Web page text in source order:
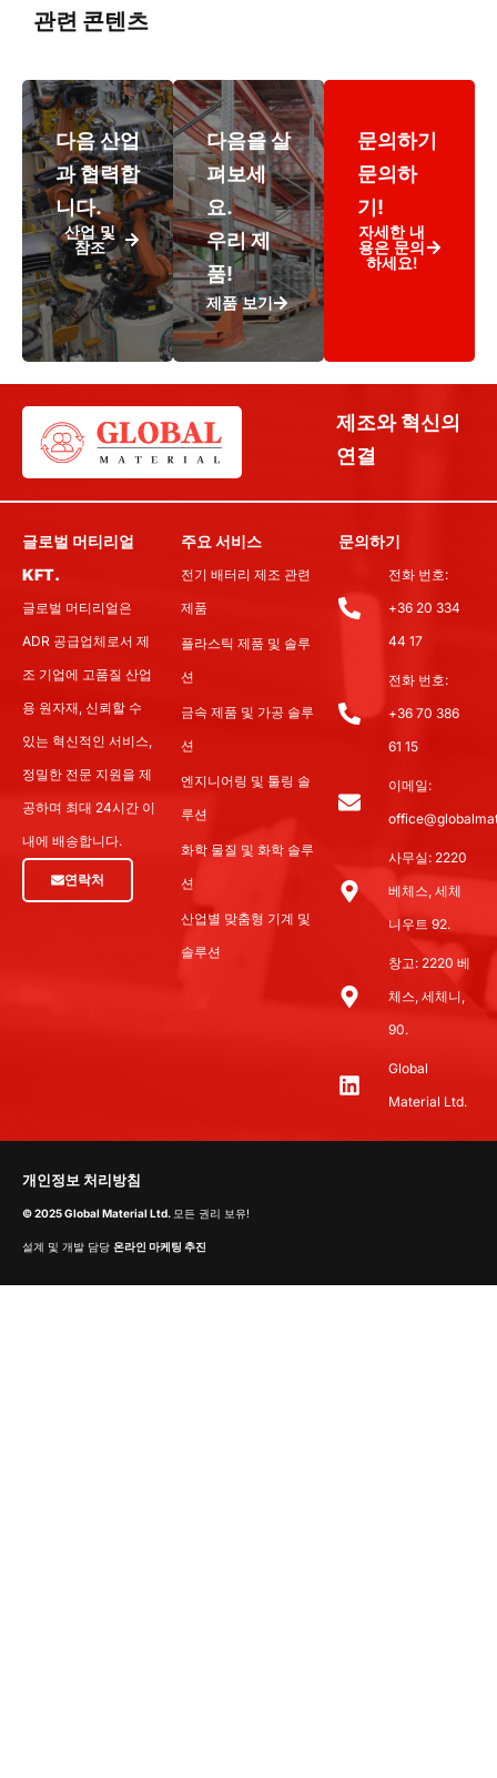
관련 콘텐츠
다음 산업
과 협력합
니다.
산업 및
참조
다음을 살
펴보세
요.
우리 제
품!
제품 보기
문의하기
문의하
기!
자세한 내
용은 문의
하세요!
제조와 혁신의
연결
글로벌 머티리얼
KFT.
글로벌 머티리얼은
ADR 공급업체로서 제
조 기업에 고품질 산업
용 원자재, 신뢰할 수
있는 혁신적인 서비스,
정밀한 전문 지원을 제
공하며 최대 24시간 이
내에 배송합니다.
연락처
주요 서비스
전기 배터리 제조 관련
제품
플라스틱 제품 및 솔루
션
금속 제품 및 가공 솔루
션
엔지니어링 및 툴링 솔
루션
화학 물질 및 화학 솔루
션
산업별 맞춤형 기계 및
솔루션
문의하기
전화 번호:
+36 20 334
44 17
전화 번호:
+36 70 386
61 15
이메일:
사무실: 2220
베체스, 세체
니우트 92.
창고: 2220 베
체스, 세체니,
90.
Global
Material Ltd.
개인정보 처리방침
© 2025 Global Material Ltd. 모든 권리 보유!
설계 및 개발 담당 온라인 마케팅 추진